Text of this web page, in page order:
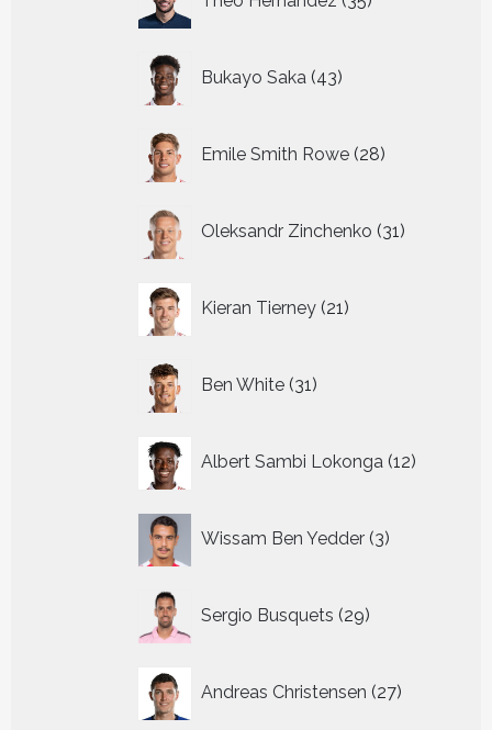
producten
Bukayo Saka 43
producten
Emile Smith Rowe 28
producten
Oleksandr Zinchenko 31
producten
Kieran Tierney 21
producten
Ben White 31
producten
Albert Sambi Lokonga 12
Wissam Ben Yedder 3
producten
Sergio Busquets 29
producten
Andreas Christensen 27
producten